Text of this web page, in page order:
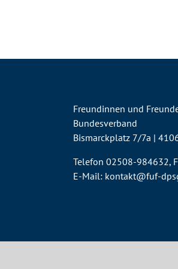
Freundinnen und Freunde
Bundesverband
Bismarckplatz 7/7a |
Telefon 02508-984632,
E-Mail: kontakt@fuf-